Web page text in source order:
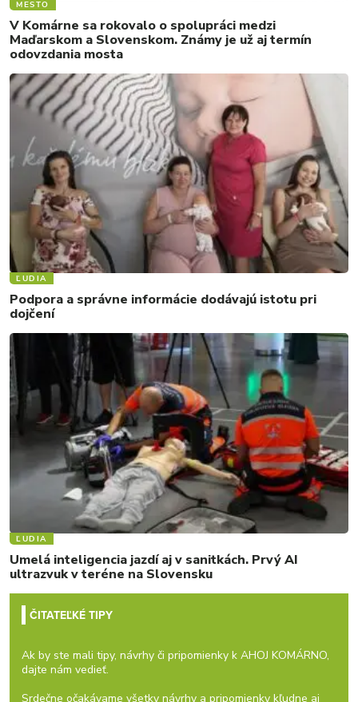
MESTO
V Komárne sa rokovalo o spolupráci medzi
Maďarskom a Slovenskom. Známy je už aj termín
odovzdania mosta
ĽUDIA
Podpora a správne informácie dodávajú istotu pri
dojčení
ĽUDIA
Umelá inteligencia jazdí aj v sanitkách. Prvý AI
ultrazvuk v teréne na Slovensku
ČITATEĽKÉ TIPY
Ak by ste mali tipy, návrhy či pripomienky k AHOJ KOMÁRNO,
dajte nám vedieť.
Srdečne očakávame všetky návrhy a pripomienky kľudne aj